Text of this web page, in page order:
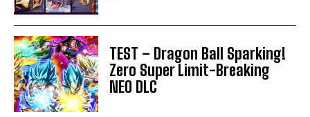
TEST – Dragon Ball Sparking!
Zero Super Limit-Breaking
NEO DLC